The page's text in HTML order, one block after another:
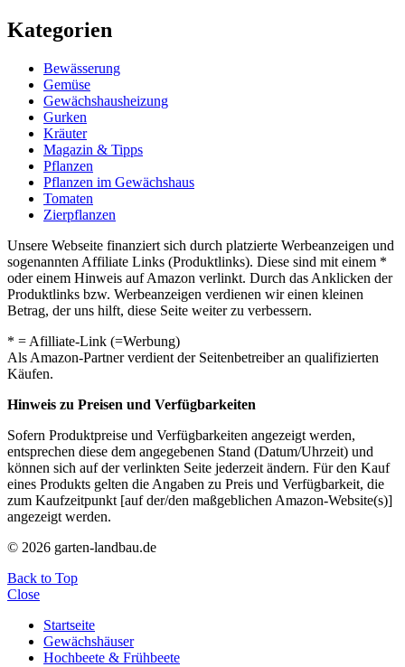
Kategorien
Bewässerung
Gemüse
Gewächshausheizung
Gurken
Kräuter
Magazin & Tipps
Pflanzen
Pflanzen im Gewächshaus
Tomaten
Zierpflanzen
Unsere Webseite finanziert sich durch platzierte Werbeanzeigen und
sogenannten Affiliate Links (Produktlinks). Diese sind mit einem *
oder einem Hinweis auf Amazon verlinkt. Durch das Anklicken der
Produktlinks bzw. Werbeanzeigen verdienen wir einen kleinen
Betrag, der uns hilft, diese Seite weiter zu verbessern.
* = Afilliate-Link (=Werbung)
Als Amazon-Partner verdient der Seitenbetreiber an qualifizierten
Käufen.
Hinweis zu Preisen und Verfügbarkeiten
Sofern Produktpreise und Verfügbarkeiten angezeigt werden,
entsprechen diese dem angegebenen Stand (Datum/Uhrzeit) und
können sich auf der verlinkten Seite jederzeit ändern. Für den Kauf
eines Produkts gelten die Angaben zu Preis und Verfügbarkeit, die
zum Kaufzeitpunkt [auf der/den maßgeblichen Amazon-Website(s)]
angezeigt werden.
© 2026 garten-landbau.de
Back to Top
Close
Startseite
Gewächshäuser
Hochbeete & Frühbeete